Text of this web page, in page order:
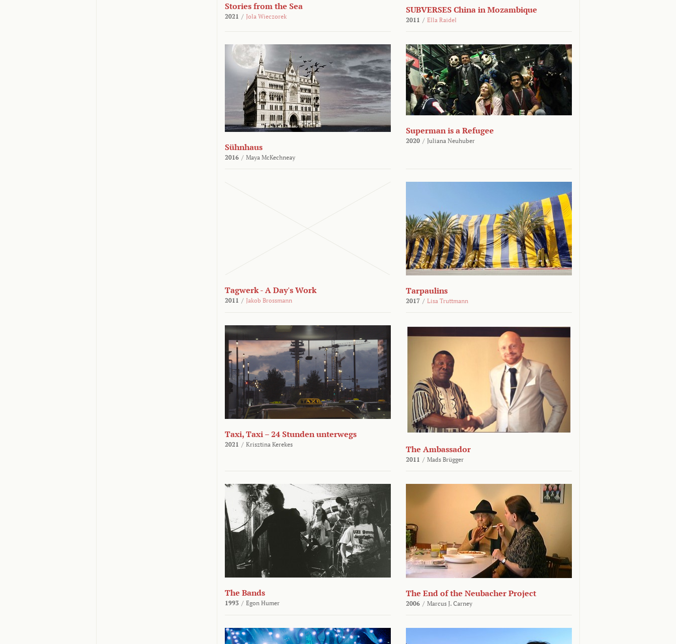
Stories from the Sea
2021 / Jola Wieczorek
SUBVERSES China in Mozambique
2011 / Ella Raidel
Sühnhaus
2016 / Maya McKechneay
Superman is a Refugee
2020 / Juliana Neuhuber
Tagwerk - A Day's Work
2011 / Jakob Brossmann
Tarpaulins
2017 / Lisa Truttmann
Taxi, Taxi – 24 Stunden unterwegs
2021 / Krisztina Kerekes The Ambassador
2011 / Mads Brügger
The Bands
1993 / Egon Humer
The End of the Neubacher Project
2006 / Marcus J. Carney